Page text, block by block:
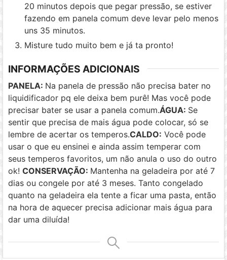
20 minutos depois que pegar pressão, se estiver
fazendo em panela comum deve levar pelo menos
uns 35 minutos.
Misture tudo muito bem e já ta pronto!
INFORMAÇÕES ADICIONAIS
PANELA: Na panela de pressão não precisa bater no
liquidificador pq ele deixa bem purê! Mas você pode
precisar bater se usar a panela comum.ÁGUA: Se
sentir que precisa de mais água pode colocar, só se
lembre de acertar os temperos.CALDO: Você pode
usar o que eu ensinei e ainda assim temperar com
seus temperos favoritos, um não anula o uso do outro
ok!CONSERVAÇÃO: Mantenha na geladeira por até 7
dias ou congele por até 3 meses. Tanto congelado
quanto na geladeira ela tente a ficar uma pasta, então
na hora de aquecer precisa adicionar mais água para
dar uma diluída!